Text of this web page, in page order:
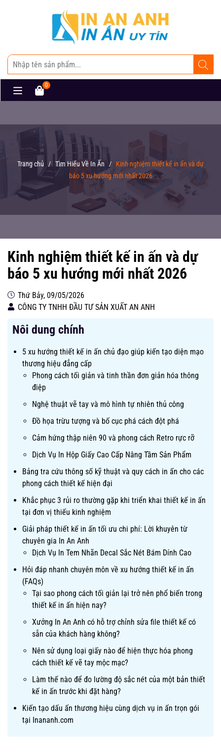
0
Trang chủ / Tìm Hiểu Về In Ấn /
Kinh nghiệm thiết kế in ấn và dự
báo 5 xu hướng mới nhất 2026
Kinh nghiệm thiết kế in ấn và dự
báo 5 xu hướng mới nhất 2026
Thứ Bảy, 09/05/2026
CÔNG TY TNHH ĐẦU TƯ SẢN XUẤT AN ANH
Nôi dung chính
5 xu hướng thiết kế in ấn chủ đạo giúp kiến tạo diện mạo
thương hiệu đẳng cấp
Phong cách tối giản và tinh thần đơn giản hóa thông
điệp
Nghệ thuật vẽ tay và mô hình tự nhiên thủ công
Đồ họa trừu tượng và bố cục phá cách đột phá
Cảm hứng thập niên 90 và phong cách Retro rực rỡ
Dịch Vụ In Hộp Giấy Cao Cấp Nâng Tầm Sản Phẩm
Bảng tra cứu thông số kỹ thuật và quy cách in ấn cho các
phong cách thiết kế hiện đại
Khắc phục 3 rủi ro thường gặp khi triển khai thiết kế in ấn
tại đơn vị thiếu kinh nghiệm
Giải pháp thiết kế in ấn tối ưu chi phí: Lời khuyên từ
chuyên gia In An Anh
Dịch Vụ In Tem Nhãn Decal Sắc Nét Bám Dính Cao
Hỏi đáp nhanh chuyên môn về xu hướng thiết kế in ấn
(FAQs)
Tại sao phong cách tối giản lại trở nên phổ biến trong
thiết kế in ấn hiện nay?
Xưởng In An Anh có hỗ trợ chỉnh sửa file thiết kế có
sẵn của khách hàng không?
Nên sử dụng loại giấy nào để hiện thực hóa phong
cách thiết kế vẽ tay mộc mạc?
Làm thế nào để đo lường độ sắc nét của một bản thiết
kế in ấn trước khi đặt hàng?
Kiến tạo dấu ấn thương hiệu cùng dịch vụ in ấn trọn gói
tại Inananh.com